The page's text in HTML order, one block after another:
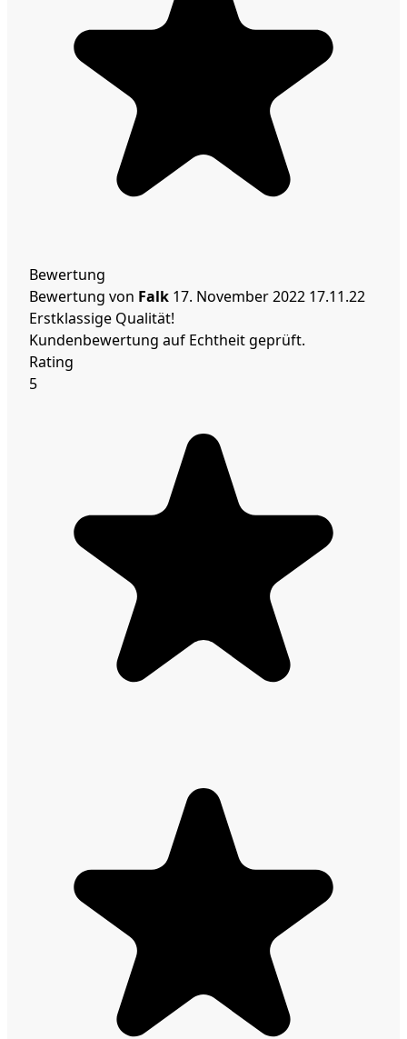
Bewertung
Bewertung von Falk 17. November 2022 17.11.22
Erstklassige Qualität!
Kundenbewertung auf Echtheit geprüft.
Rating
5